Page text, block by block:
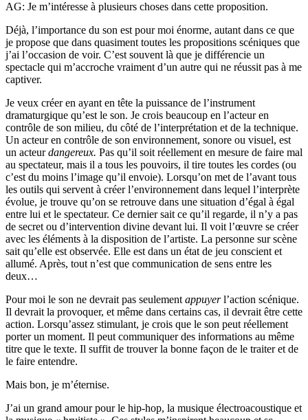
AG: Je m’intéresse à plusieurs choses dans cette proposition.
Déjà, l’importance du son est pour moi énorme, autant dans ce que
je propose que dans quasiment toutes les propositions scéniques que
j’ai l’occasion de voir. C’est souvent là que je différencie un
spectacle qui m’accroche vraiment d’un autre qui ne réussit pas à me
captiver.
Je veux créer en ayant en tête la puissance de l’instrument
dramaturgique qu’est le son. Je crois beaucoup en l’acteur en
contrôle de son milieu, du côté de l’interprétation et de la technique.
Un acteur en contrôle de son environnement, sonore ou visuel, est
un acteurdangereux. Pas qu’il soit réellement en mesure de faire mal
au spectateur, mais il a tous les pouvoirs, il tire toutes les cordes (ou
c’est du moins l’image qu’il envoie). Lorsqu’on met de l’avant tous
les outils qui servent à créer l’environnement dans lequel l’interprète
évolue, je trouve qu’on se retrouve dans une situation d’égal à égal
entre lui et le spectateur. Ce dernier sait ce qu’il regarde, il n’y a pas
de secret ou d’intervention divine devant lui. Il voit l’œuvre se créer
avec les éléments à la disposition de l’artiste. La personne sur scène
sait qu’elle est observée. Elle est dans un état de jeu conscient et
allumé. Après, tout n’est que communication de sens entre les
deux…
Pour moi le son ne devrait pas seulement appuyerl’action scénique.
Il devrait la provoquer, et même dans certains cas, il devrait être cette
action. Lorsqu’assez stimulant, je crois que le son peut réellement
porter un moment. Il peut communiquer des informations au même
titre que le texte. Il suffit de trouver la bonne façon de le traiter et de
le faire entendre.
Mais bon, je m’éternise.
J’ai un grand amour pour le hip-hop, la musique électroacoustique et